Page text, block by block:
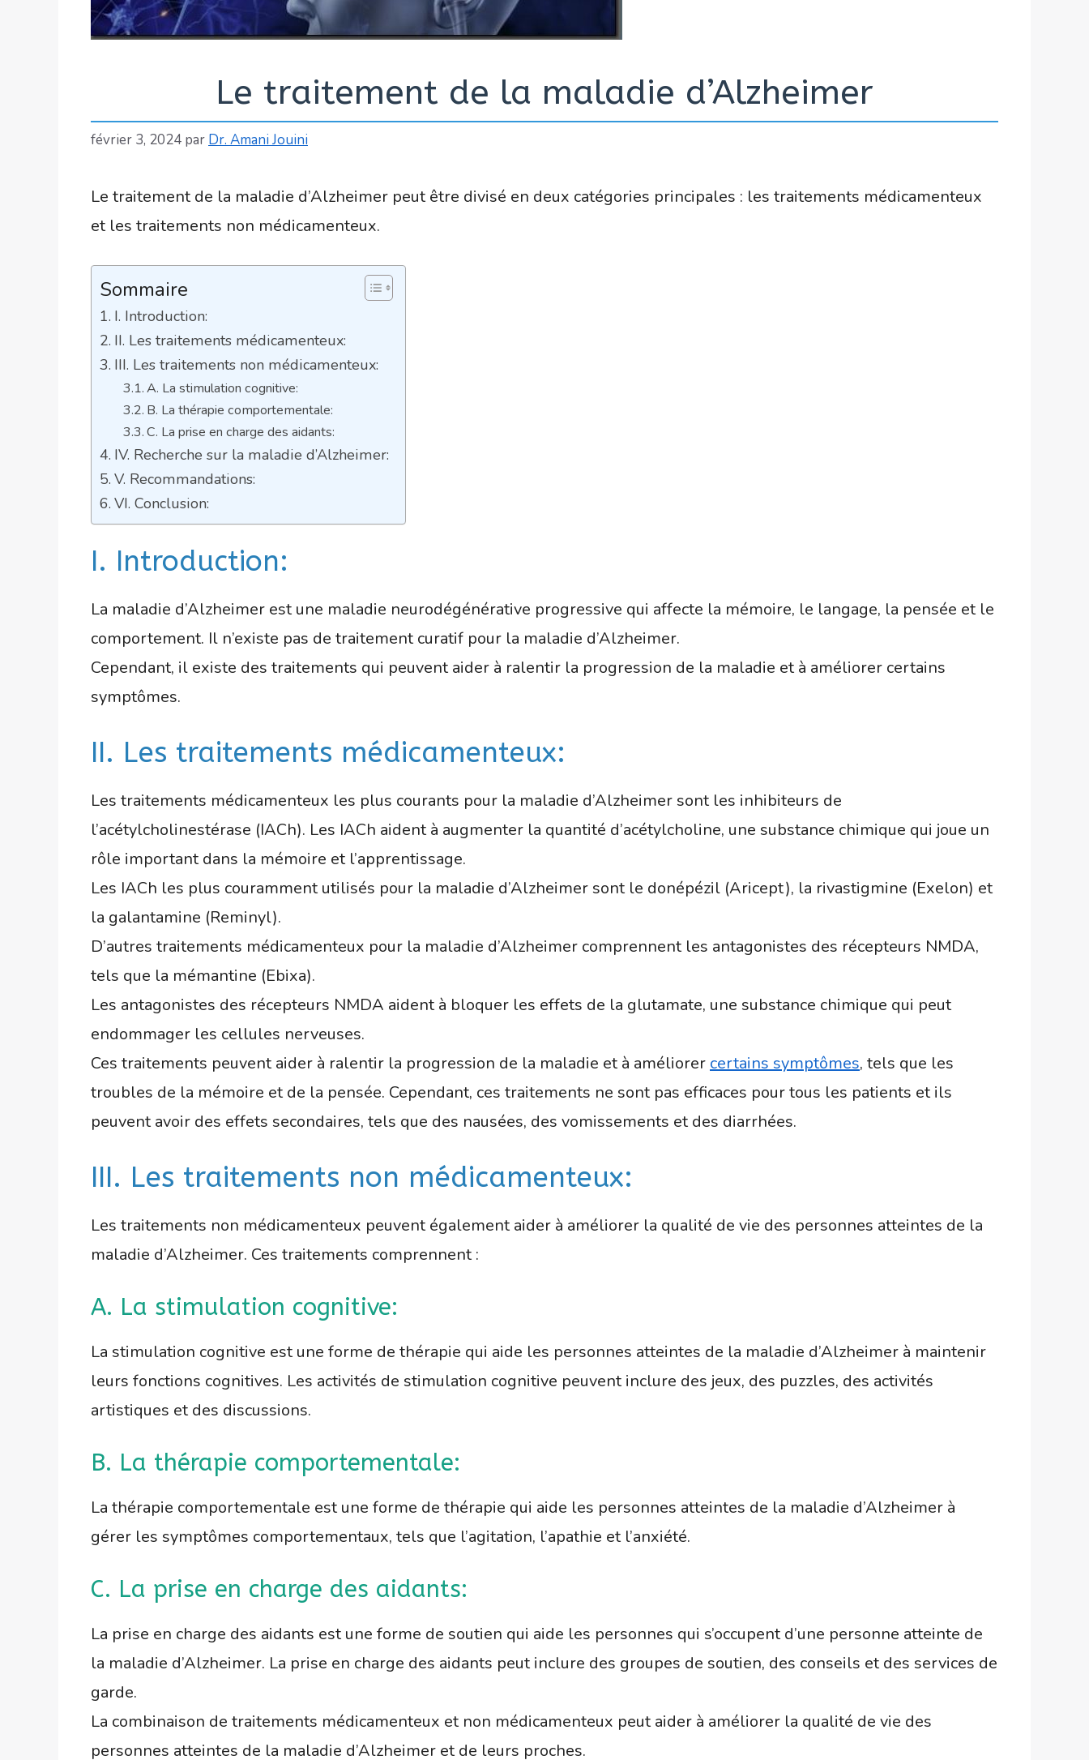
Le traitement de la maladie d’Alzheimer
février 3, 2024 par Dr. Amani Jouini
Le traitement de la maladie d’Alzheimer peut être divisé en deux catégories principales : les traitements médicamenteux
et les traitements non médicamenteux.
Sommaire
I. Introduction:
II. Les traitements médicamenteux:
III. Les traitements non médicamenteux:
A. La stimulation cognitive:
B. La thérapie comportementale:
C. La prise en charge des aidants:
IV. Recherche sur la maladie d’Alzheimer:
V. Recommandations:
VI. Conclusion:
I. Introduction:
La maladie d’Alzheimer est une maladie neurodégénérative progressive qui affecte la mémoire, le langage, la pensée et le
comportement. Il n’existe pas de traitement curatif pour la maladie d’Alzheimer.
Cependant, il existe des traitements qui peuvent aider à ralentir la progression de la maladie et à améliorer certains
symptômes.
II. Les traitements médicamenteux:
Les traitements médicamenteux les plus courants pour la maladie d’Alzheimer sont les inhibiteurs de
l’acétylcholinestérase (IACh). Les IACh aident à augmenter la quantité d’acétylcholine, une substance chimique qui joue un
rôle important dans la mémoire et l’apprentissage.
Les IACh les plus couramment utilisés pour la maladie d’Alzheimer sont le donépézil (Aricept), la rivastigmine (Exelon) et
la galantamine (Reminyl).
D’autres traitements médicamenteux pour la maladie d’Alzheimer comprennent les antagonistes des récepteurs NMDA,
tels que la mémantine (Ebixa).
Les antagonistes des récepteurs NMDA aident à bloquer les effets de la glutamate, une substance chimique qui peut
endommager les cellules nerveuses.
Ces traitements peuvent aider à ralentir la progression de la maladie et à améliorer certains symptômes, tels que les
troubles de la mémoire et de la pensée. Cependant, ces traitements ne sont pas efficaces pour tous les patients et ils
peuvent avoir des effets secondaires, tels que des nausées, des vomissements et des diarrhées.
III. Les traitements non médicamenteux:
Les traitements non médicamenteux peuvent également aider à améliorer la qualité de vie des personnes atteintes de la
maladie d’Alzheimer. Ces traitements comprennent :
A. La stimulation cognitive:
La stimulation cognitive est une forme de thérapie qui aide les personnes atteintes de la maladie d’Alzheimer à maintenir
leurs fonctions cognitives. Les activités de stimulation cognitive peuvent inclure des jeux, des puzzles, des activités
artistiques et des discussions.
B. La thérapie comportementale:
La thérapie comportementale est une forme de thérapie qui aide les personnes atteintes de la maladie d’Alzheimer à
gérer les symptômes comportementaux, tels que l’agitation, l’apathie et l’anxiété.
C. La prise en charge des aidants:
La prise en charge des aidants est une forme de soutien qui aide les personnes qui s’occupent d’une personne atteinte de
la maladie d’Alzheimer. La prise en charge des aidants peut inclure des groupes de soutien, des conseils et des services de
garde.
La combinaison de traitements médicamenteux et non médicamenteux peut aider à améliorer la qualité de vie des
personnes atteintes de la maladie d’Alzheimer et de leurs proches.